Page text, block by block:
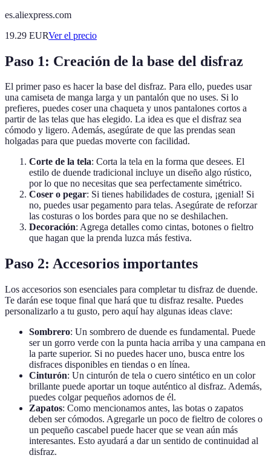
es.aliexpress.com
19.29 EURVer el precio
Paso 1: Creación de la base del disfraz
El primer paso es hacer la base del disfraz. Para ello, puedes usar
una camiseta de manga larga y un pantalón que no uses. Si lo
prefieres, puedes coser una chaqueta y unos pantalones cortos a
partir de las telas que has elegido. La idea es que el disfraz sea
cómodo y ligero. Además, asegúrate de que las prendas sean
holgadas para que puedas moverte con facilidad.
Corte de la tela: Corta la tela en la forma que desees. El
estilo de duende tradicional incluye un diseño algo rústico,
por lo que no necesitas que sea perfectamente simétrico.
Coser o pegar: Si tienes habilidades de costura, ¡genial! Si
no, puedes usar pegamento para telas. Asegúrate de reforzar
las costuras o los bordes para que no se deshilachen.
Decoración: Agrega detalles como cintas, botones o fieltro
que hagan que la prenda luzca más festiva.
Paso 2: Accesorios importantes
Los accesorios son esenciales para completar tu disfraz de duende.
Te darán ese toque final que hará que tu disfraz resalte. Puedes
personalizarlo a tu gusto, pero aquí hay algunas ideas clave:
Sombrero: Un sombrero de duende es fundamental. Puede
ser un gorro verde con la punta hacia arriba y una campana en
la parte superior. Si no puedes hacer uno, busca entre los
disfraces disponibles en tiendas o en línea.
Cinturón: Un cinturón de tela o cuero sintético en un color
brillante puede aportar un toque auténtico al disfraz. Además,
puedes colgar pequeños adornos de él.
Zapatos: Como mencionamos antes, las botas o zapatos
deben ser cómodos. Agregarle un poco de fieltro de colores o
un pequeño cascabel puede hacer que se vean aún más
interesantes. Esto ayudará a dar un sentido de continuidad al
disfraz.